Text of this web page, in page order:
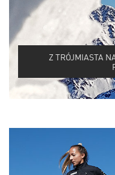
Z TRÓJMIASTA